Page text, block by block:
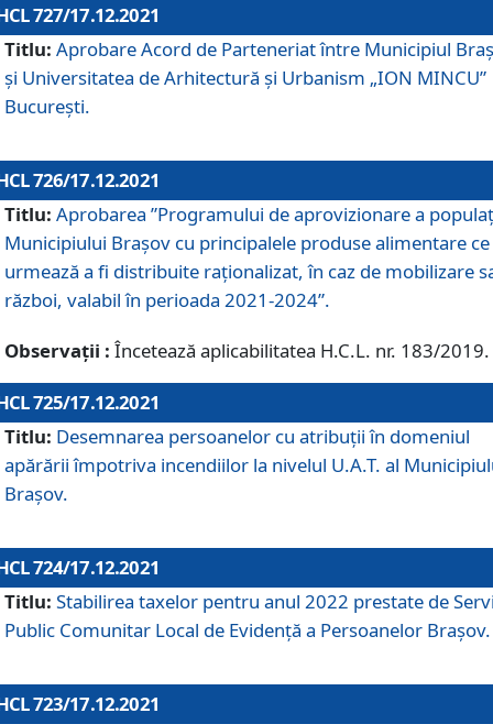
727/17.12.2021
Titlu: Aprobare Acord de Parteneriat între Municipiul
și Universitatea de Arhitectură și Urbanism „ION MINCU”
București.
726/17.12.2021
Titlu: Aprobarea ”Programului de aprovizionare a
Municipiului Braşov cu principalele produse alimentare ce
urmează a fi distribuite raționalizat, în caz de mobilizare
război, valabil în perioada 2021-2024”.
Observații : Încetează aplicabilitatea H.C.L. nr. 183/2019.
725/17.12.2021
Titlu: Desemnarea persoanelor cu atribuții în domeniul
apărării împotriva incendiilor la nivelul U.A.T. al
Brașov.
724/17.12.2021
Titlu: Stabilirea taxelor pentru anul 2022 prestate de
Public Comunitar Local de Evidență a Persoanelor Braşov.
723/17.12.2021